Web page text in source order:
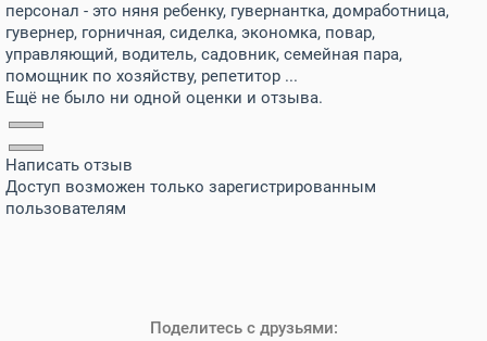
персонал - это няня ребенку, гувернантка, домработница,
гувернер, горничная, сиделка, экономка, повар,
управляющий, водитель, садовник, семейная пара,
помощник по хозяйству, репетитор ...
Ещё не было ни одной оценки и отзыва.
Написать отзыв
Доступ возможен только зарегистрированным
пользователям
Поделитесь с друзьями: